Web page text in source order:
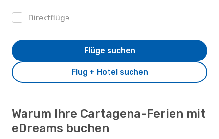
Direktflüge
Flug + Hotel suchen
Flüge suchen
Warum Ihre Cartagena-Ferien mit
eDreams buchen